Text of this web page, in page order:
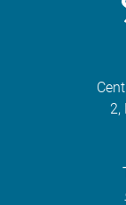
2,